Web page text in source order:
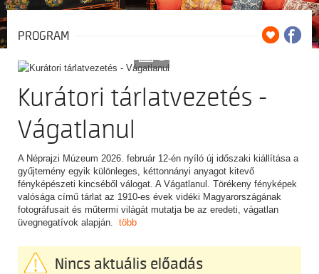
PROGRAM
2
Kurátori tárlatvezetés -
Vágatlanul
A Néprajzi Múzeum 2026. február 12-én nyíló új időszaki kiállítása a
gyűjtemény egyik különleges, kéttonnányi anyagot kitevő
fényképészeti kincséből válogat. A Vágatlanul. Törékeny fényképek
valósága című tárlat az 1910-es évek vidéki Magyarországának
fotográfusait és műtermi világát mutatja be az eredeti, vágatlan
üvegnegatívok alapján. több
Nincs aktuális előadás